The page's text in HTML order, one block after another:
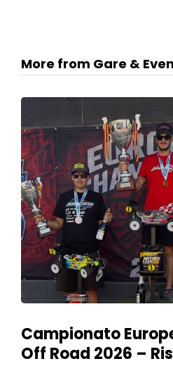
More from Gare &
Campionato
Off Road 2026 –